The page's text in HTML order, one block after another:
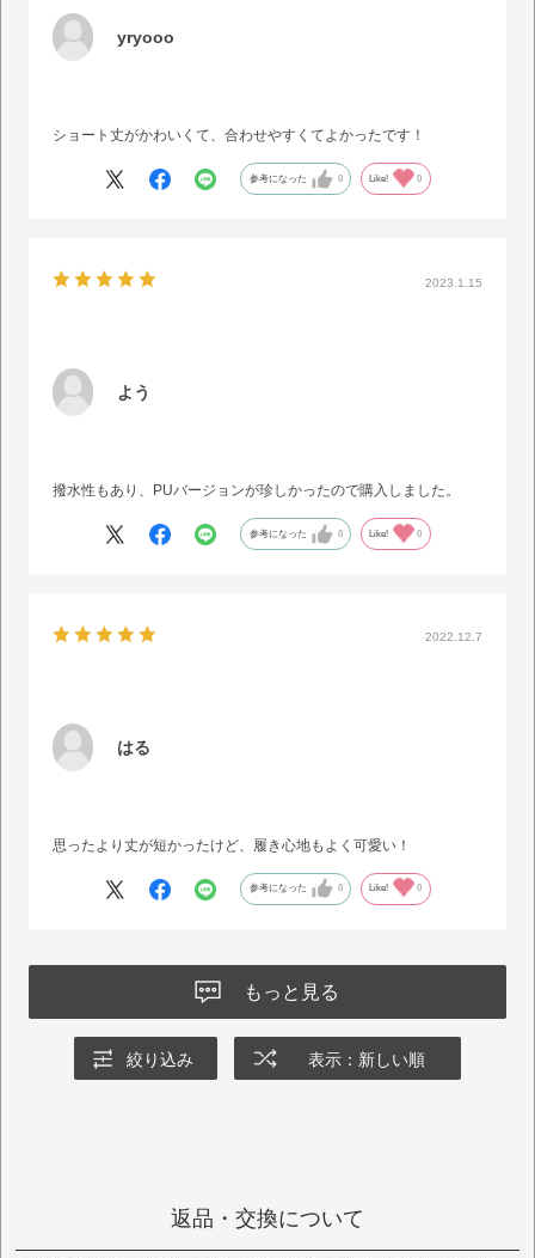
yryooo
ショート丈がかわいくて、合わせやすくてよかったです！
参考になった 0 Like! 0
2023.1.15
よう
撥水性もあり、PUバージョンが珍しかったので購入しました。
参考になった 0 Like! 0
2022.12.7
はる
思ったより丈が短かったけど、履き心地もよく可愛い！
参考になった 0 Like! 0
もっと見る
絞り込み 表示：新しい順
返品・交換について